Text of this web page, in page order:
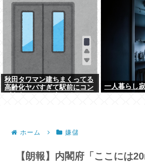
秋田タワマン建ちまくってる
高齢化ヤバすぎて駅前にコン
一人暮らし
ホーム 嫌儲
【朗報】内閣府「ここには